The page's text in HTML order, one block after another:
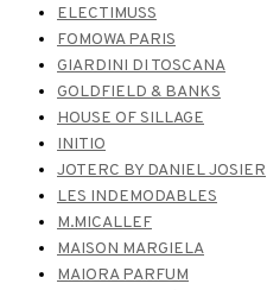
ELECTIMUSS
FOMOWA PARIS
GIARDINI DI TOSCANA
GOLDFIELD & BANKS
HOUSE OF SILLAGE
INITIO
JOTERC BY DANIEL JOSIER
LES INDEMODABLES
M.MICALLEF
MAISON MARGIELA
MAIORA PARFUM